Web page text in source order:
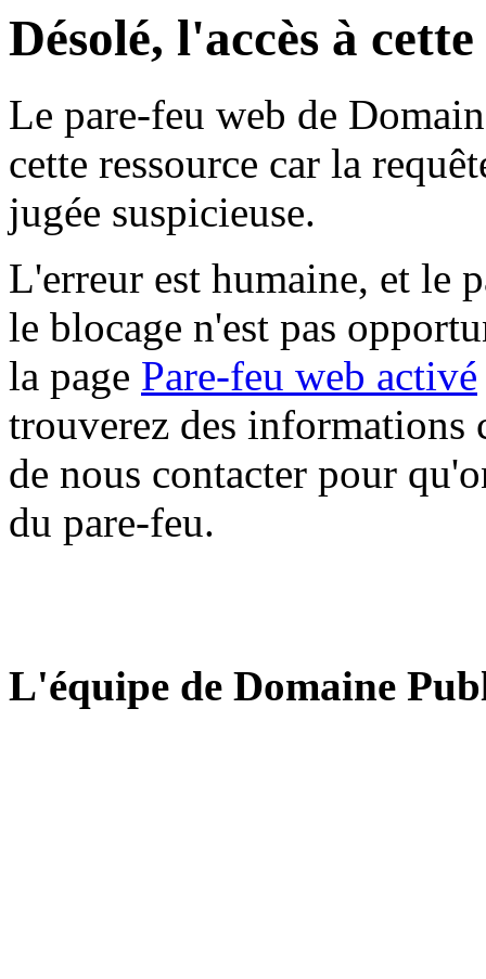
Désolé, l'accès à
Le pare-feu web de
cette ressource car la
jugée suspicieuse.
L'erreur est humaine, et le
le blocage n'est pas
la page Pare-feu web activé
trouverez des informations
de nous contacter pour
du pare-feu.
L'équipe de Domaine